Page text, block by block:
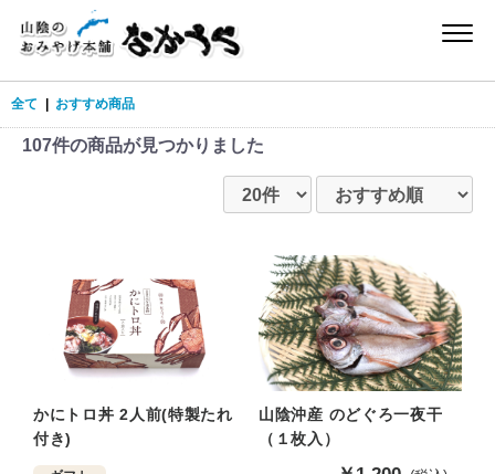
全て おすすめ商品
107件の商品が見つかりました
かにトロ丼 2人前(特製たれ
付き)
山陰沖産 のどぐろ一夜干
（１枚入）